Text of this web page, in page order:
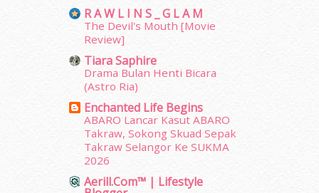
November 2013(1)
(31)
(87)
(155)
(104)
February 2012 (10)
(10)
December 2011 (16)
November 2011(18)
October 2011(5)
R A W L I N S _ G L A M
The Devil's Mouth [Movie
Review]
Tiara Saphire
Drama Bulan Henti Bicara
(Astro Ria)
Enchanted Life Begins
ABARO Lancar Kasut ABARO
Takraw, Sokong Skuad Sepak
Takraw Selangor Ke SUKMA
2026
Aerill.com™ | Lifestyle